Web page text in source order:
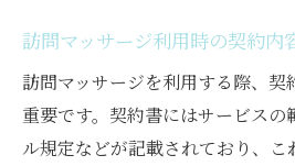
訪問マッサージ利用時の契約内
訪問マッサージを利用する際、契
重要です。契約書にはサービスの
ル規定などが記載されており、